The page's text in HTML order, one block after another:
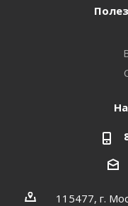
115477, г.